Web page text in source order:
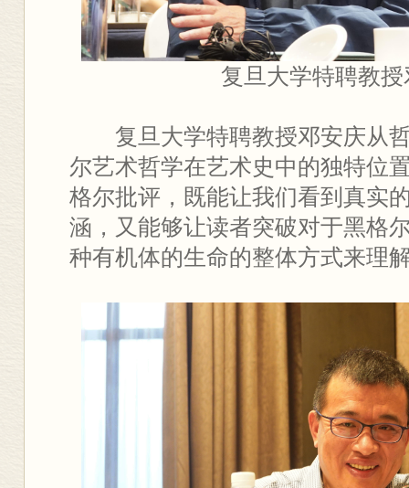
复旦大学特聘教
复旦大学特聘教授邓安庆从
尔艺术哲学在艺术史中的独特位
格尔批评，既能让我们看到真实
涵，又能够让读者突破对于黑格
种有机体的生命的整体方式来理